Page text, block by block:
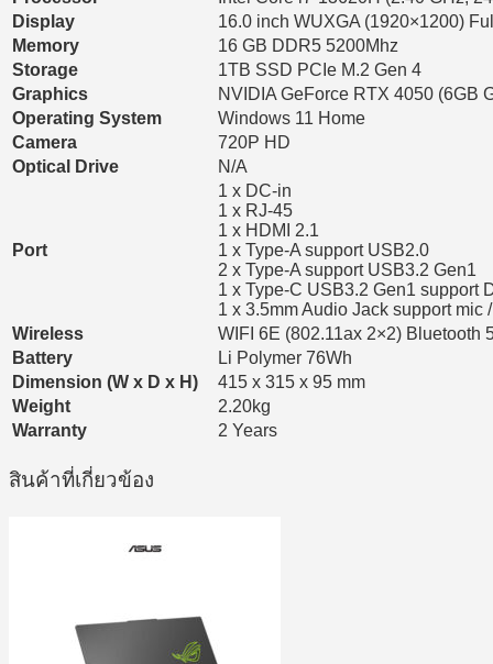
Display
16.0 inch WUXGA (1920×1200)
Memory
16 GB DDR5 5200Mhz
Storage
1TB SSD PCIe M.2 Gen 4
Graphics
NVIDIA GeForce RTX 4050 (6GB
Operating System
Windows 11 Home
Camera
720P HD
Optical Drive
N/A
Port
1 x DC-in
1 x RJ-45
1 x HDMI 2.1
1 x Type-A support USB2.0
2 x Type-A support USB3.2 Gen1
1 x Type-C USB3.2 Gen1
1 x 3.5mm Audio Jack support mic
Wireless
WIFI 6E (802.11ax 2×2) Bluetooth
Battery
Li Polymer 76Wh
Dimension (W x D x H)
415 x 315 x 95 mm
Weight
2.20kg
Warranty
2 Years
สินค้าที่เกี่ยวข้อง